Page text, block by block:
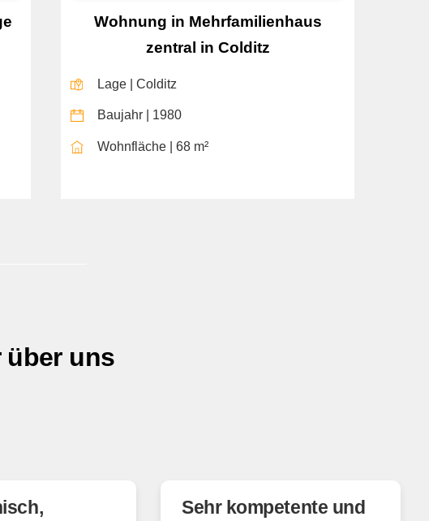
Wohnung in Mehrfamilienhaus
zentral in Colditz
Lage | Colditz
Baujahr | 1980
Wohnfläche | 68 m²
über uns
Sehr kompetente und